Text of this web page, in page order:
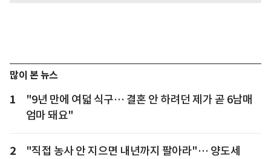
많이 본 뉴스
1
"9년 만에 여덟 식구… 결혼 안 하려던 제가 곧 6남매
엄마 돼요"
2
"직접 농사 안 지으면 내년까지 팔아라"… 양도세